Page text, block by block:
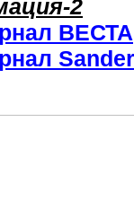
2
ВЕСТА